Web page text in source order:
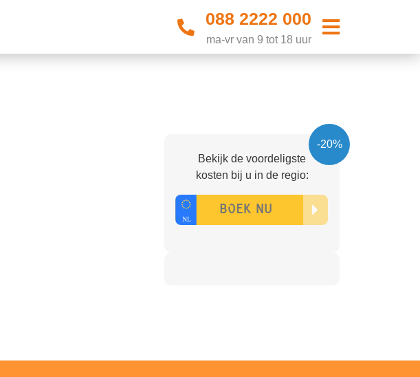
088 2222 000
ma-vr van 9 tot 18 uur
-20%
Bekijk de voordeligste
kosten bij u in de regio: